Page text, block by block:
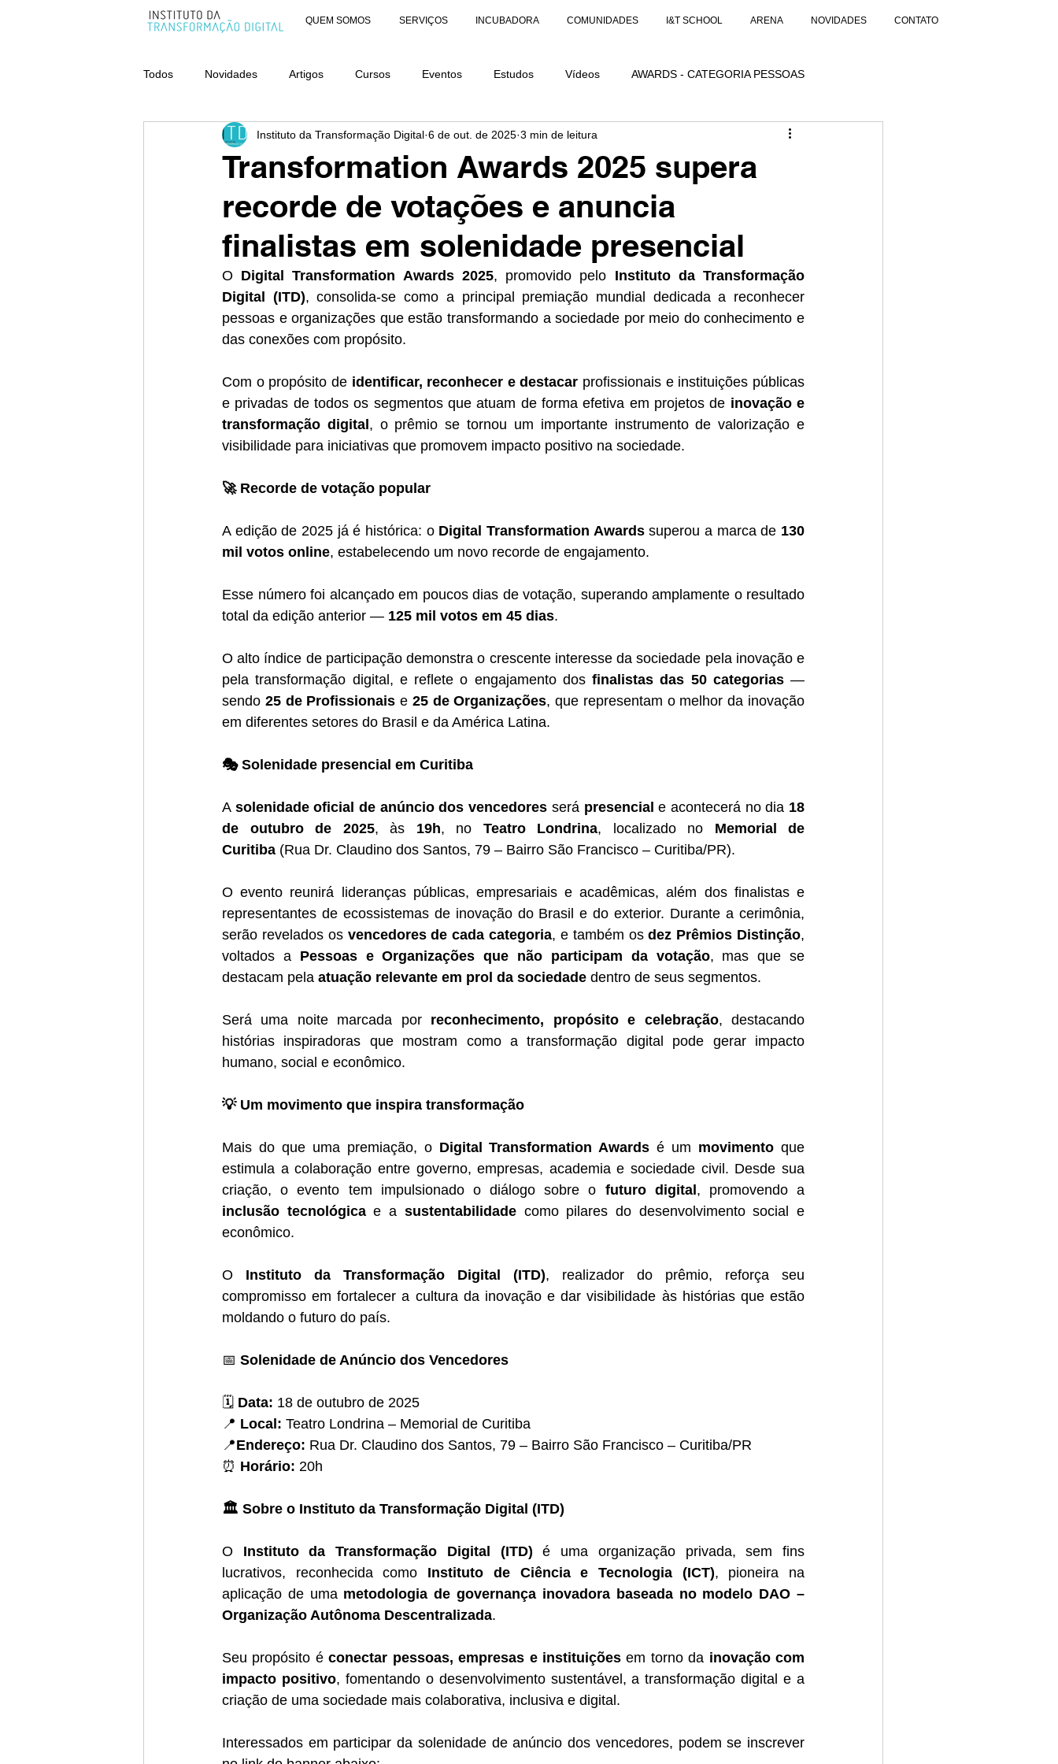
QUEM SOMOS SERVIÇOS INCUBADORA COMUNIDADES I&T SCHOOL ARENA NOVIDADES CONTATO
Todos Novidades Artigos Cursos Eventos Estudos Vídeos AWARDS - CATEGORIA PESSOAS
AWARDS - CATEGORIA ORGANIZAÇÕES AWARDS - CATEGORIA DISTINÇÃO
Transformation Awards 2025 supera
recorde de votações e anuncia
finalistas em solenidade presencial
Instituto da Transformação Digital 6 de out. de 2025 3 min de leitura
O Digital Transformation Awards 2025, promovido pelo Instituto da Transformação
Digital (ITD), consolida-se como a principal premiação mundial dedicada a reconhecer
pessoas e organizações que estão transformando a sociedade por meio do conhecimento e
das conexões com propósito.
Com o propósito de identificar, reconhecer e destacar profissionais e instituições públicas
e privadas de todos os segmentos que atuam de forma efetiva em projetos de inovação e
transformação digital , o prêmio se tornou um importante instrumento de valorização e
visibilidade para iniciativas que promovem impacto positivo na sociedade.
🚀 Recorde de votação popular
A edição de 2025 já é histórica: o Digital Transformation Awards superou a marca de 130
mil votos online, estabelecendo um novo recorde de engajamento.
Esse número foi alcançado em poucos dias de votação, superando amplamente o resultado
total da edição anterior — 125 mil votos em 45 dias.
O alto índice de participação demonstra o crescente interesse da sociedade pela inovação e
pela transformação digital, e reflete o engajamento dos finalistas das 50 categorias —
sendo 25 de Profissionais e 25 de Organizações, que representam o melhor da inovação
em diferentes setores do Brasil e da América Latina.
🎭 Solenidade presencial em Curitiba
A solenidade oficial de anúncio dos vencedores será presencial e acontecerá no dia 18
de outubro de 2025, às 19h, no Teatro Londrina, localizado no Memorial de
Curitiba (Rua Dr. Claudino dos Santos, 79 – Bairro São Francisco – Curitiba/PR).
O evento reunirá lideranças públicas, empresariais e acadêmicas, além dos finalistas e
representantes de ecossistemas de inovação do Brasil e do exterior. Durante a cerimônia,
serão revelados os vencedores de cada categoria, e também os dez Prêmios Distinção,
voltados a Pessoas e Organizações que não participam da votação, mas que se
destacam pela atuação relevante em prol da sociedade dentro de seus segmentos.
Será uma noite marcada por reconhecimento, propósito e celebração, destacando
histórias inspiradoras que mostram como a transformação digital pode gerar impacto
humano, social e econômico.
💡 Um movimento que inspira transformação
Mais do que uma premiação, o Digital Transformation Awards é um movimento que
estimula a colaboração entre governo, empresas, academia e sociedade civil. Desde sua
criação, o evento tem impulsionado o diálogo sobre o futuro digital
inclusão tecnológica e a sustentabilidade como pilares do desenvolvimento social e
econômico.
O Instituto da Transformação Digital (ITD), realizador do prêmio, reforça seu
compromisso em fortalecer a cultura da inovação e dar visibilidade às histórias que estão
moldando o futuro do país.
📅 Solenidade de Anúncio dos Vencedores
🗓 Data: 18 de outubro de 2025
📍 Local: Teatro Londrina – Memorial de Curitiba
📍Endereço: Rua Dr. Claudino dos Santos, 79 – Bairro São Francisco – Curitiba/PR
⏰ Horário: 20h
🏛️ Sobre o Instituto da Transformação Digital (ITD)
O Instituto da Transformação Digital (ITD) é uma organização privada, sem fins
lucrativos, reconhecida como Instituto de Ciência e Tecnologia (ICT), pioneira na
aplicação de uma metodologia de governança inovadora baseada no modelo DAO –
Organização Autônoma Descentralizada.
Seu propósito é conectar pessoas, empresas e instituições em torno da inovação com
impacto positivo, fomentando o desenvolvimento sustentável, a transformação digital e a
criação de uma sociedade mais colaborativa, inclusiva e digital.
Interessados em participar da solenidade de anúncio dos vencedores, podem se inscrever